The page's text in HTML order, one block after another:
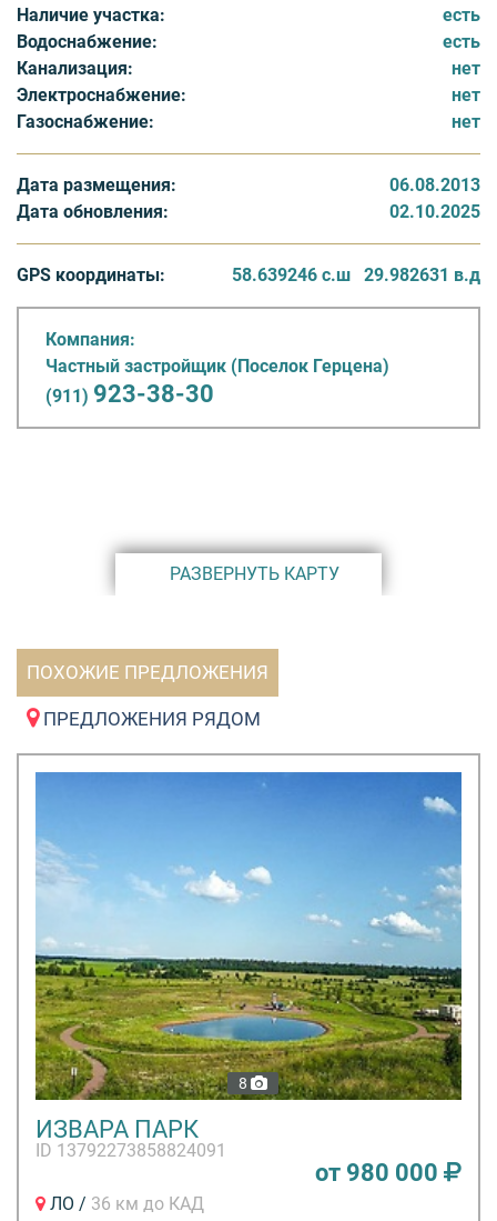
Из необходимой для проживания инфраструктуры в
поселке оформляется по госпрограмме
электроснабжение, а скважина для обеспечения
жильцов водой уже имеется. В 10 минутах ходьбы
находится река Луга, кроме того неподалеку
расположены озера Череменецкое и озеро в Заозерье.
На каждый участок и дом выдается кадастровый
свидетельство на право собственности.
Наличие участка:
есть
Водоснабжение:
есть
Канализация:
нет
Электроснабжение:
нет
Газоснабжение:
нет
Дата размещения:
06.08.2013
Дата обновления:
02.10.2025
GPS координаты: 58.639246 с.ш 29.982631 в.д
Компания:
Частный застройщик (Поселок Герцена)
(911) 923-38-30
РАЗВЕРНУТЬ КАРТУ
ПОХОЖИЕ ПРЕДЛОЖЕНИЯ
ПРЕДЛОЖЕНИЯ РЯДОМ
8
ИЗВАРА ПАРК
ID 13792273858824091
от 980 000
ЛО / 36 км до КАД